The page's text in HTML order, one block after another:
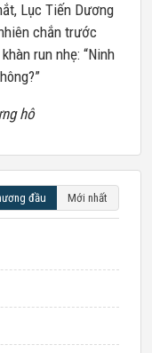
Lục Tiến Dương
chắn trước
run nhẹ: “Ninh
hô
đầu Mới nhất